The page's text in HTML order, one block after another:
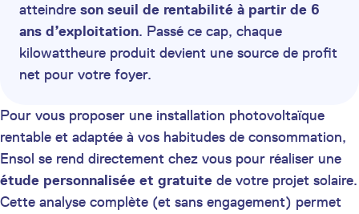
atteindre son seuil de rentabilité à partir de 6
ans d’exploitation. Passé ce cap, chaque
kilowattheure produit devient une source de profit
net pour votre foyer.
Pour vous proposer une installation photovoltaïque
rentable et adaptée à vos habitudes de consommation,
Ensol se rend directement chez vous pour réaliser une
étude personnalisée et gratuite de votre projet solaire.
Cette analyse complète (et sans engagement) permet